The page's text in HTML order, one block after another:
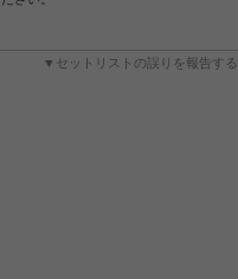
▼セットリストの誤りを報告する